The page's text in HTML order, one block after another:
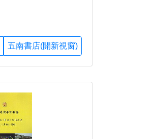
五南書店(開新視窗)